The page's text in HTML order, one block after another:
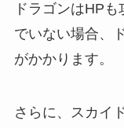
ドラゴンはHP
でいない場合、
がかかります。
さらに、スカイ